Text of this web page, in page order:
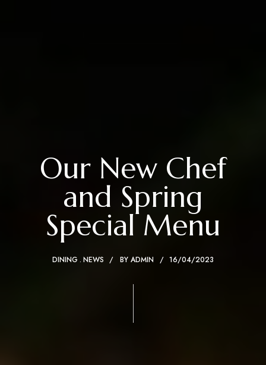
Our New Chef
and Spring
Special Menu
DINING NEWS BY ADMIN 16/04/2023